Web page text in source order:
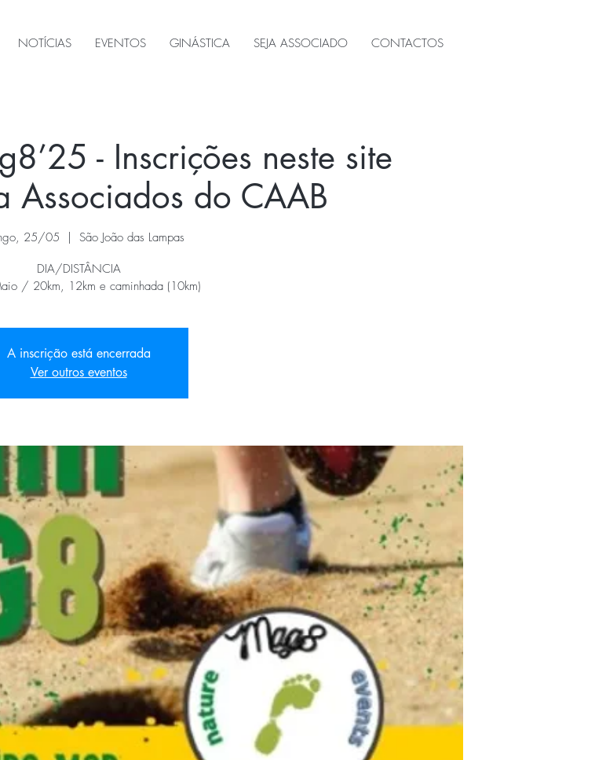
NOTÍCIAS EVENTOS GINÁSTICA SEJA ASSOCIADO CONTACTOS
- Inscrições neste site
Associados do CAAB
25/05
  |
São João das Lampas
DIA/DISTÂNCIA
/ 20km, 12km e caminhada (10km)
A inscrição está encerrada
Ver outros eventos